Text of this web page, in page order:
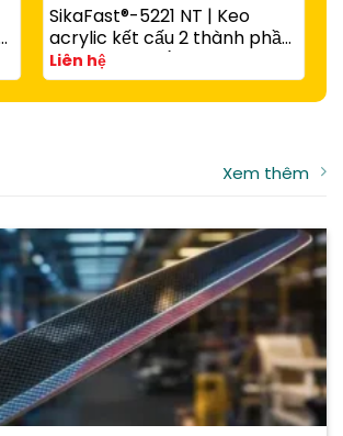
SikaFast®-5221 NT | Keo
acrylic kết cấu 2 thành phần
A và B đóng rắn nhanh cho
composite, kim loại và nhựa
kỹ thuật
Liên hệ
Xem thêm